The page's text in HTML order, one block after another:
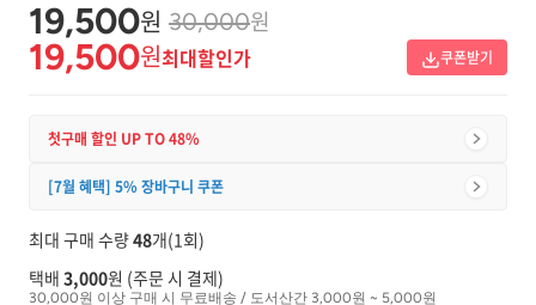
19,500원 30,000원
19,500원최대할인가 쿠폰받기
첫구매 할인 UP TO 48%
[7월 혜택] 5% 장바구니 쿠폰
최대 구매 수량48개(1회)
택배 3,000원 (주문 시 결제)
30,000원 이상 구매 시 무료배송 / 도서산간 3,000원 ~ 5,000원